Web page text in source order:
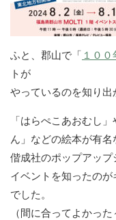
ふと、郡山で「 １０
トが
やっているのを知り出
「はらぺこあおむし
ん」などの絵本が有名
偕成社のポップアップ
イベントを知ったの
でした。
（間に合ってよかった